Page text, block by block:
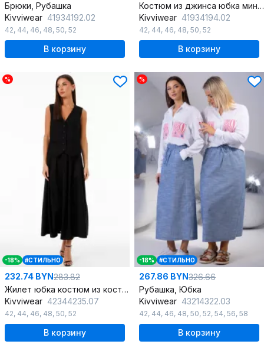
Брюки, Рубашка
Kivviwear 41934192.02
42, 44, 46, 48, 50, 52
В корзину
Костюм из джинса юбка мини и свободная блуза
Kivviwear 41934194.02
42, 44, 46, 48, 50, 52
В корзину
%
-18% #СТИЛЬНО
232.74 BYN283.82
Жилет юбка костюм из костюмной ткани с карманами и складками
Kivviwear 42344235.07
42, 44, 46, 48, 50, 52
В корзину
%
-18% #СТИЛЬНО
267.86 BYN326.66
Рубашка, Юбка
Kivviwear 43214322.03
42, 44, 46, 48, 50, 52, 54, 56, 58
В корзину